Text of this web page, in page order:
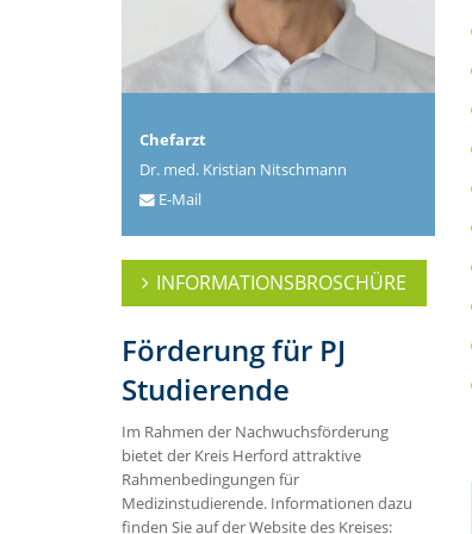
Chefarzt
Dr. med. Kristian Nitschmann
E-Mail
INFORMATIONSBROSCHÜRE
Förderung für PJ
Studierende
Im Rahmen der Nachwuchsförderung
bietet der Kreis Herford attraktive
Rahmenbedingungen für
Medizinstudierende. Informationen dazu
finden Sie auf der Website des Kreises: